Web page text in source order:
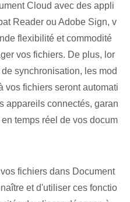
Cloud avec des appli
Reader ou Adobe Sign, v
flexibilité et commodité
vos fichiers. De plus, lor
synchronisation, les mod
vos fichiers seront automati
appareils connectés, garan
temps réel de vos docum
fichiers dans Document
et d'utiliser ces fonctio